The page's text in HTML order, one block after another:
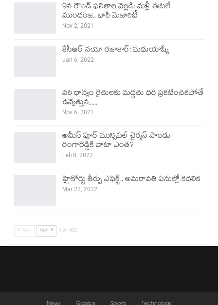
9వ రౌండ్ ఫలితాల వెల్లడి: మళ్లీ ఈటలే
ముందంజ.. భారీ మెజారిటీ
Nov 2, 2021
కేసీఆర్ నయా రజాకార్: మధుయాష్కీ
Jan 6, 2022
వరి ధాన్యం రైతులకు మద్దతు ధర ప్రకటించకపోతే
ఉవ్వెత్తున…
Nov 6, 2021
అమీన్ పూర్ మున్సిపల్ చైర్మన్ పాండు
రంగారెడ్డికి వాటా ఎంత?
Feb 8, 2022
హైకోర్టు తీర్పు ఎఫెక్ట్.. అమరావతి పనుల్లో కదలిక
Mar 22, 2022
PREV NEXT 1 of 763